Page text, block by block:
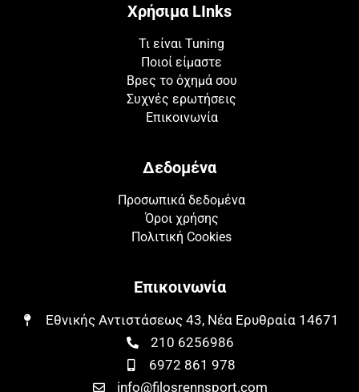
Χρήσιμα LInks
Τι είναι Tuning
Ποιοί είμαστε
Βρες το όχημά σου
Συχνές ερωτήσεις
Επικοινωνία
Δεδομένα
Προσωπικά δεδομένα
Όροι χρήσης
Πολιτική Cookies
Επικοινωνία
Εθνικής Αντιστάσεως 43, Νέα Ερυθραία 14671​​
210 6256986
6972 861 978
info@filosrennsport.com